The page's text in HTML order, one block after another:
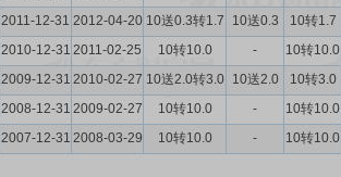
2011-12-31 2012-04-20 10送0.3转1.7 10送0.3 10转1.7
2010-12-31 2011-02-25 10转10.0 - 10转10.0
2009-12-31 2010-02-27 10送2.0转3.0 10送2.0 10转3.0
2008-12-31 2009-02-27 10转10.0 - 10转10.0
2007-12-31 2008-03-29 10转10.0 - 10转10.0